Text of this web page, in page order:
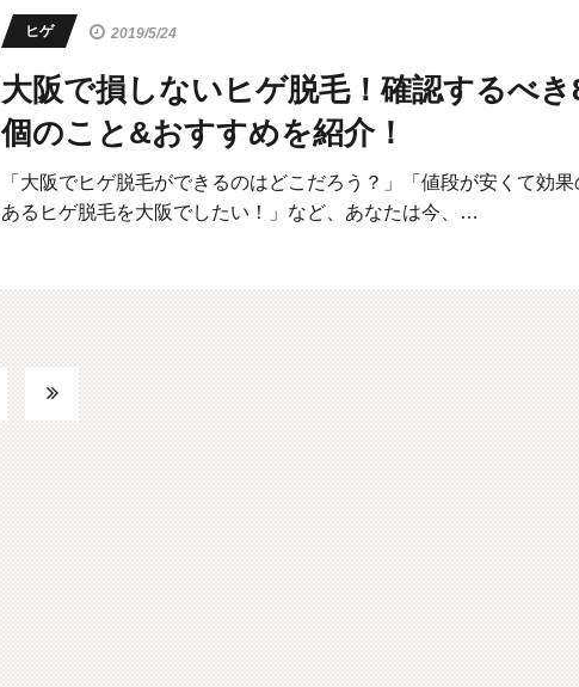
ヒゲ 2019/5/24
大阪で損しないヒゲ脱毛！確認するべき
個のこと&おすすめを紹介！
「大阪でヒゲ脱毛ができるのはどこだろう？」「値段が安くて効果
あるヒゲ脱毛を大阪でしたい！」など、あなたは今、…